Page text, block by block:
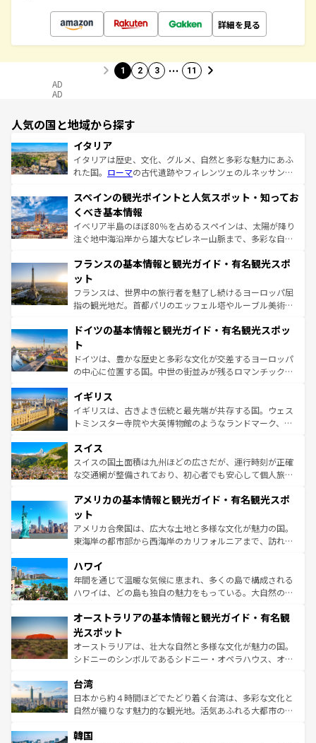
詳細を見る
1 2 3 … 11
AD
AD
人気の国と地域から探す
イタリア
イタリアは歴史、文化、グルメ、自然と多彩な魅力にあふ
れた国。 ローマの古代遺跡やフィレンツェのルネッサンス
ろん、トスカーナの美しい田園風景やアマルフィ海岸の絶
景など、自然景観も見逃せない。観光の合間には、本場の
ピザやパスタなど、絶品のイタリア料理を堪能することも
できる。朝目覚めてから夜眠るまで、すべての瞬間を楽し
なお、新着のイタリア情報はコンテンツ一覧を参照してほ
しい。
スペインの観光ポイントと人気スポット・知ってお
くべき基本情報
イベリア半島のほぼ80％を占めるスペインは、太陽が降り
注ぐ地中海沿岸から雄大なピレネー山脈まで、多彩な自然
文化が根付くこの国では、情熱的なフラメンコ、熱気あふ
れる闘牛、そして美味しいタパスが生活の一部となってい
る。首都マドリードの洗練された雰囲気や、バルセロナの
アートに溢れた街角から、地方では古代ローマ遺跡や中世
せる。地方によって風土や気候が異なるスペインはその個
ンテンツ一覧 を参照してほしい。
フランスの基本情報と観光ガイド・有名観光スポ
ット
フランスは、世界中の旅行者を魅了し続けるヨーロッパ屈
指の観光地だ。首都パリのエッフェル塔やルーブル美術館
で、幅広い魅力が詰まっている。華麗な宮殿、歴史的な大
聖堂、美しいビーチ、そして豊かな自然が、訪れる者を心
から魅了する。また、フランスは美食の国としても知ら
れ、フランス料理はユネスコ無形文化遺産にも登録されて
香り高いラベンダー畑など、多彩な楽しみ方が可能だ。さ
らに、パリ以外の地域にも魅力が溢れており、どの街角に
も豊かな歴史と文化が息づいている。パリ以外の個性あふ
を参照してほしい。
ドイツの基本情報と観光ガイド・有名観光スポッ
ト
ドイツは、豊かな歴史と多彩な文化が交差するヨーロッパ
の中心に位置する国。中世の街並みが残るロマンチック街
顔を持つこの国は、どこを歩いても飽きることがない。ベ
ルリンの文化的活気、バイエルン州のアルプスの絶景、そ
してライン川沿いのワイン畑といった風景は必見。ビール
は、お酒好きな人にはぜひ体験してほしい。 なお、新着の
ドイツ情報はコンテンツ一覧を参照してほしい。
イギリス
イギリスは、古きよき伝統と最先端が共存する国。ウェス
トミンスター寺院や大英博物館のようなランドマーク、歴
リアごとに異なる魅力がある。また、優雅なアフタヌーン
ティー、ビール好きにはたまらない英国パブ、サッカー観
戦など、本場だからこそできる体験も豊富。イギリスを旅
ンツ一覧を参照してほしい。
スイス
スイスの国土面積は九州ほどの広さだが、運行時刻が正確
な交通網が整備されており、初心者でも安心して個人旅行
の建物がそのまま残る町や、スイスならではのユニークな
博物館もあり、アルプス観光だけでなく町歩きも満喫する
ことができる。国民の所得が高いため物価も高いが、旅行
者向けの交通パス提供のサービスもあり、うまく活用すれ
着のスイス情報は
アメリカの基本情報と観光ガイド・有名観光スポ
ット
アメリカ合衆国は、広大な土地と多様な文化が魅力の国。
東海岸の都市部から西海岸のカリフォルニアまで、訪れる
のような巨大都市は、観光、ショッピング、エンターテイ
ンメントが詰まった刺激的なスポットだ。一方、アメリカ
西部には大自然が広がり、グランドキャニオンやイエロー
部のニューオーリンズでは、音楽と美食が融合した独特の
文化が魅力。旅行者はアメリカの各地域で異なる魅力を楽
しみながら、その多様性と豊かな歴史を感じることができ
るだろう。車でのロードトリップや列車の旅も、アメリカ
情報は
ハワイ
年間を通じて温暖な気候に恵まれ、多くの島で構成される
ハワイは、どの島も独自の魅力をもっている。大自然の神
ワイ島は見逃せない。また、定番の観光地といえばオアフ
島だが、静かな自然を求めるならマウイ島やカウアイ島が
おすすめ。エメラルドグリーンに輝く海をはじめ、豊かな
文化や歴史が息づいている。「アロハスピリット」と呼ば
人々、おいしいローカルフードやハワイアンミュージッ
ク、伝統的なフラダンスなど、すべてがハワイの魅力を彩
っている。訪れるたびに新しい発見と感動が待っているハ
はコンテンツ一覧
オーストラリアの基本情報と観光ガイド・有名観
光スポット
オーストラリアは、壮大な自然と多様な文化が魅力の国。
シドニーのシンボルであるシドニー・オペラハウス、オー
リアリーフや大陸中央部にそびえるウルル（エアーズロッ
ク）、タスマニアの美しい原生林やケアンズの熱帯雨林な
ど、見どころがたくさん。また、カフェやワイン、オージ
いる。アクティビティも充実しており、サーフィンやダイ
台湾
日本から約４時間ほどでたどり着く台湾は、多彩な文化と
自然が織りなす魅力的な観光地。活気あふれる大都市の台
ン）、静ひつな山岳地帯である台湾東部など、都市の喧騒
韓国